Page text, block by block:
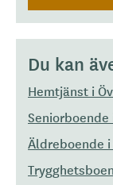
Du kan
Hemtjänst i
Äldreboende